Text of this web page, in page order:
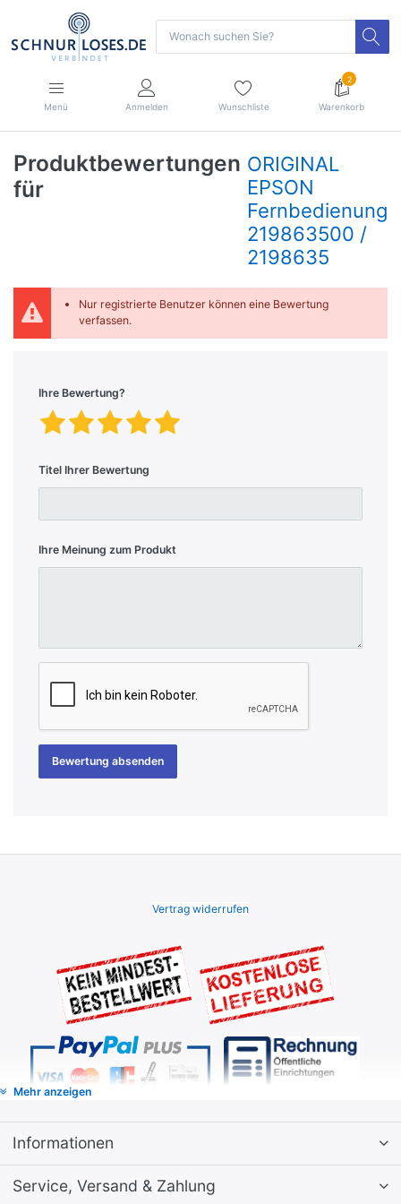
Menü Anmelden Wunschliste
2
Warenkorb
Produktbewertungen
für
ORIGINAL
EPSON
Fernbedienung
219863500 /
2198635
Nur registrierte Benutzer können eine Bewertung
verfassen.
Ihre Bewertung?
Titel Ihrer Bewertung
Ihre Meinung zum Produkt
Bewertung absenden
Vertrag widerrufen
Mehr anzeigen
Informationen
Service, Versand & Zahlung